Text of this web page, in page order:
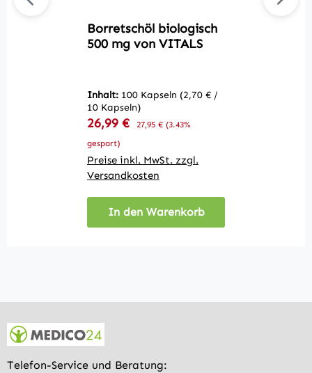
Borretschöl biologisch
500 mg von VITALS
Inhalt: 100 Kapseln (2,70 € /
10 Kapseln)
Verkaufspreis:
26,99 € Regulärer Preis:
27,95 € (3.43%
gespart)
Preise inkl. MwSt. zzgl.
Versandkosten
In den Warenkorb
Telefon-Service und Beratung: